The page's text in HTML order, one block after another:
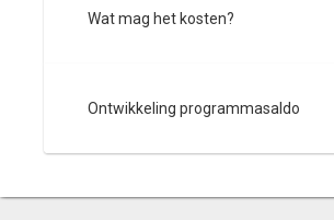
Wat mag het kosten?
Ontwikkeling programmasaldo